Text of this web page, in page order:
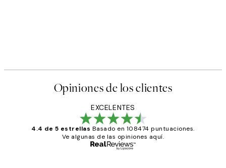
Opiniones de los clientes
EXCELENTES
4.4 de 5 estrellas Basado en 108474 puntuaciones.
Ve algunas de las opiniones aquí.